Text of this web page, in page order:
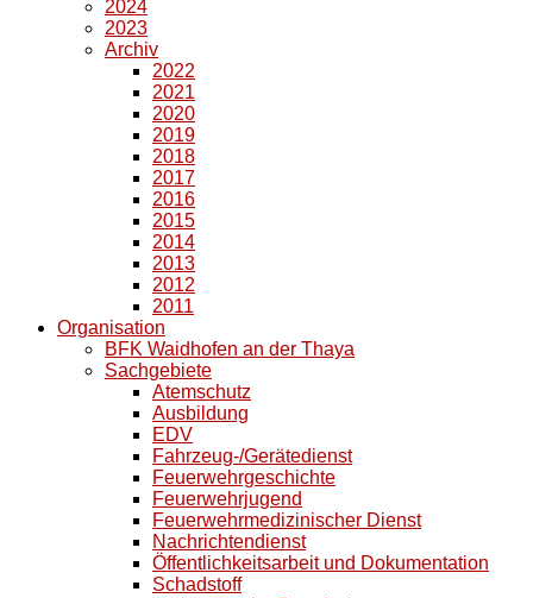
2024
2023
Archiv
2022
2021
2020
2019
2018
2017
2016
2015
2014
2013
2012
2011
Organisation
BFK Waidhofen an der Thaya
Sachgebiete
Atemschutz
Ausbildung
EDV
Fahrzeug-/Gerätedienst
Feuerwehrgeschichte
Feuerwehrjugend
Feuerwehrmedizinischer Dienst
Nachrichtendienst
Öffentlichkeitsarbeit und Dokumentation
Schadstoff